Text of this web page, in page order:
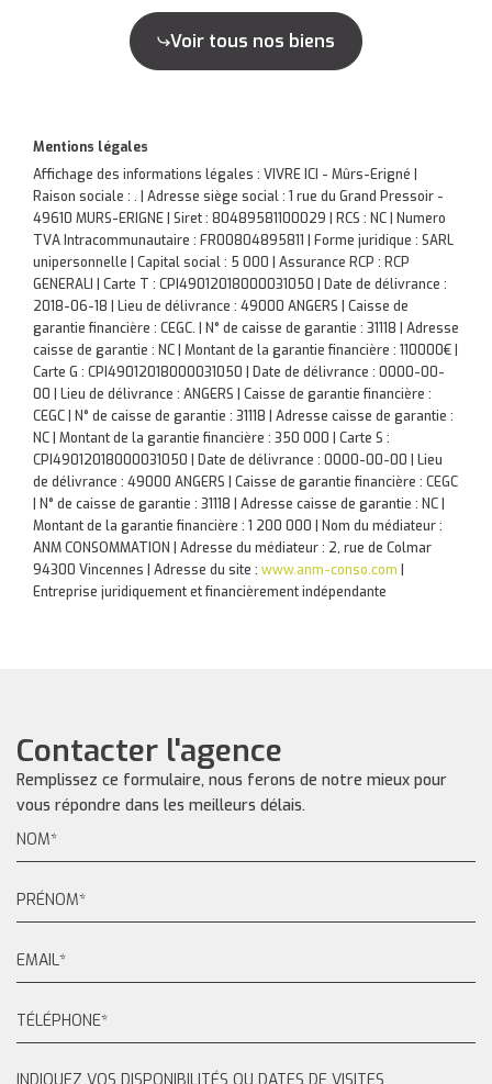
Voir tous nos biens
Mentions légales
Affichage des informations légales : VIVRE ICI - Mûrs-Erigné |
Raison sociale : . | Adresse siège social : 1 rue du Grand Pressoir -
49610 MURS-ERIGNE | Siret : 80489581100029 | RCS : NC | Numero
TVA Intracommunautaire : FR00804895811 | Forme juridique : SARL
unipersonnelle | Capital social : 5 000 | Assurance RCP : RCP
GENERALI | Carte T : CPI49012018000031050 | Date de délivrance :
2018-06-18 | Lieu de délivrance : 49000 ANGERS | Caisse de
garantie financière : CEGC. | N° de caisse de garantie : 31118 | Adresse
caisse de garantie : NC | Montant de la garantie financière : 110000€ |
Carte G : CPI49012018000031050 | Date de délivrance : 0000-00-
00 | Lieu de délivrance : ANGERS | Caisse de garantie financière :
CEGC | N° de caisse de garantie : 31118 | Adresse caisse de garantie :
NC | Montant de la garantie financière : 350 000 | Carte S :
CPI49012018000031050 | Date de délivrance : 0000-00-00 | Lieu
de délivrance : 49000 ANGERS | Caisse de garantie financière : CEGC
| N° de caisse de garantie : 31118 | Adresse caisse de garantie : NC |
Montant de la garantie financière : 1 200 000 | Nom du médiateur :
ANM CONSOMMATION | Adresse du médiateur : 2, rue de Colmar
94300 Vincennes | Adresse du site : www.anm-conso.com
Entreprise juridiquement et financièrement indépendante
Contacter l'agence
Remplissez ce formulaire, nous ferons de notre mieux pour
vous répondre dans les meilleurs délais.